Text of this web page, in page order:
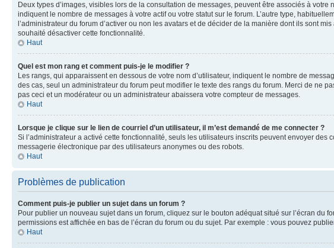
Deux types d’images, visibles lors de la consultation de messages, peuvent être associés à
indiquent le nombre de messages à votre actif ou votre statut sur le forum. L’autre type,
l’administrateur du forum d’activer ou non les avatars et de décider de la manière dont ils sont
souhaité désactiver cette fonctionnalité.
Haut
Quel est mon rang et comment puis-je le modifier ?
Les rangs, qui apparaissent en dessous de votre nom d’utilisateur, indiquent le nombre de
des cas, seul un administrateur du forum peut modifier le texte des rangs du forum. Merci de ne
pas ceci et un modérateur ou un administrateur abaissera votre compteur de messages.
Haut
Lorsque je clique sur le lien de courriel d’un utilisateur, il m’est demandé de me connecter ?
Si l’administrateur a activé cette fonctionnalité, seuls les utilisateurs inscrits peuvent envoyer
messagerie électronique par des utilisateurs anonymes ou des robots.
Haut
Problèmes de publication
Comment puis-je publier un sujet dans un forum ?
Pour publier un nouveau sujet dans un forum, cliquez sur le bouton adéquat situé sur l’écran du
permissions est affichée en bas de l’écran du forum ou du sujet. Par exemple : vous pouvez
Haut